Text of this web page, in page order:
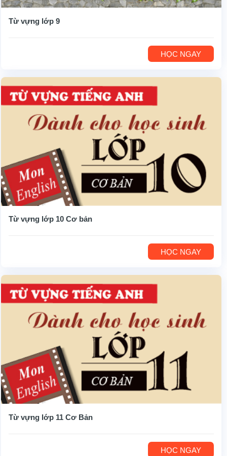
Từ vựng lớp 9
HỌC NGAY
Từ vựng lớp 10 Cơ bản
HỌC NGAY
Từ vựng lớp 11 Cơ Bản
HỌC NGAY